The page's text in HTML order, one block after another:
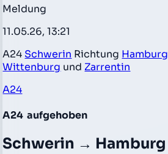
Meldung
11.05.26, 13:21
A24 Schwerin Richtung Hamburg
Wittenburg und Zarrentin
A24
A24 aufgehoben
Schwerin → Hamburg